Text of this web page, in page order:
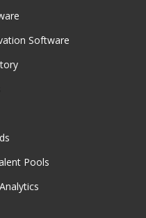
Software
Pools